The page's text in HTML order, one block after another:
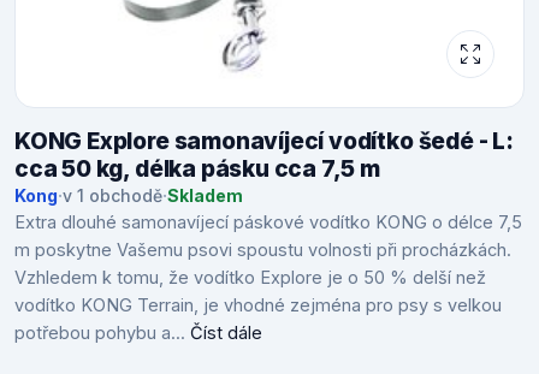
KONG Explore samonavíjecí vodítko šedé - L:
cca 50 kg, délka pásku cca 7,5 m
Kong·v 1 obchodě·Skladem
Extra dlouhé samonavíjecí páskové vodítko KONG o délce 7,5
m poskytne Vašemu psovi spoustu volnosti při procházkách.
Vzhledem k tomu, že vodítko Explore je o 50 % delší než
vodítko KONG Terrain, je vhodné zejména pro psy s velkou
potřebou pohybu a... Číst dále